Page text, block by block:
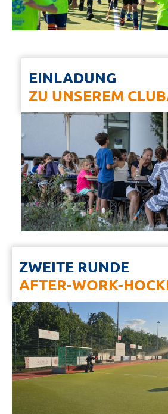
EINLADUNG
ZU UNSEREM
ZWEITE RUNDE
AFTER-WORK-